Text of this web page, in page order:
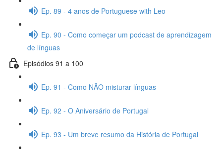
Ep. 89 - 4 anos de Portuguese with Leo
Ep. 90 - Como começar um podcast de aprendizagem
de línguas
Episódios 91 a 100
Ep. 91 - Como NÃO misturar línguas
Ep. 92 - O Aniversário de Portugal
Ep. 93 - Um breve resumo da História de Portugal